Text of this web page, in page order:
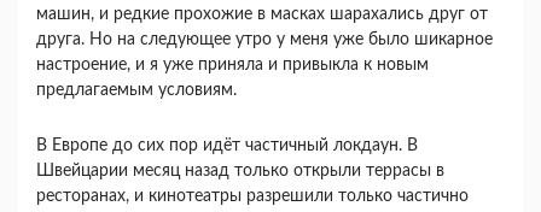
машин, и редкие прохожие в масках шарахались друг от
друга. Но на следующее утро у меня уже было шикарное
настроение, и я уже приняла и привыкла к новым
предлагаемым условиям.
В Европе до сих пор идёт частичный локдаун. В
Швейцарии месяц назад только открыли террасы в
ресторанах, и кинотеатры разрешили только частично